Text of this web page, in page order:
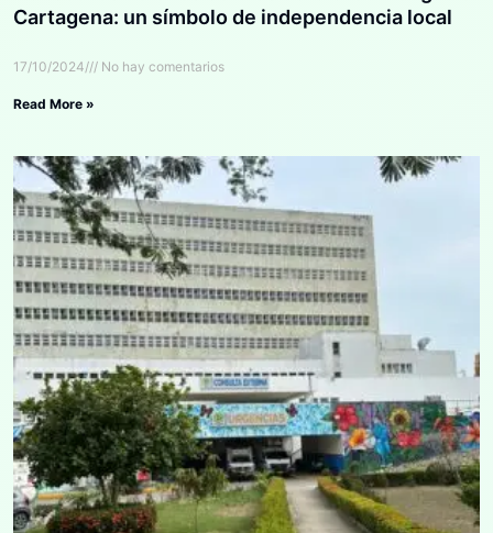
Cartagena: un símbolo de independencia local
17/10/2024 No hay comentarios
Read More »